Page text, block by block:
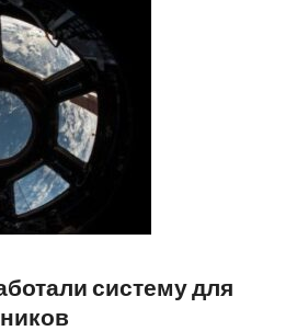
систему для